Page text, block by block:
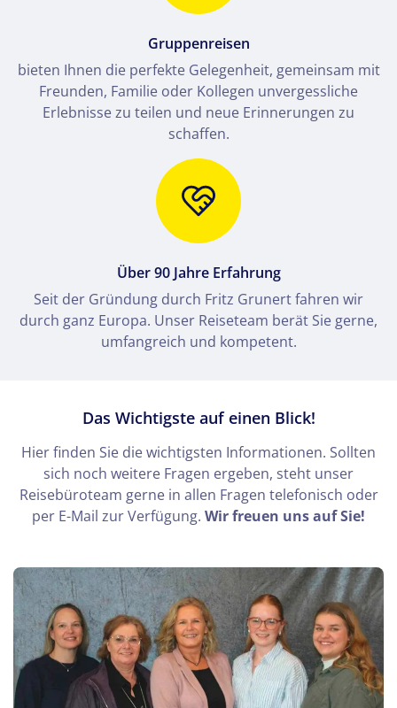
Gruppenreisen
bieten Ihnen die perfekte Gelegenheit, gemeinsam mit
Freunden, Familie oder Kollegen unvergessliche
Erlebnisse zu teilen und neue Erinnerungen zu
schaffen.
Über 90 Jahre Erfahrung
Seit der Gründung durch Fritz Grunert fahren wir
durch ganz Europa. Unser Reiseteam berät Sie gerne,
umfangreich und kompetent.
Das Wichtigste auf einen Blick!
Hier finden Sie die wichtigsten Informationen. Sollten
sich noch weitere Fragen ergeben, steht unser
Reisebüroteam gerne in allen Fragen telefonisch oder
per E-Mail zur Verfügung. Wir freuen uns auf Sie!